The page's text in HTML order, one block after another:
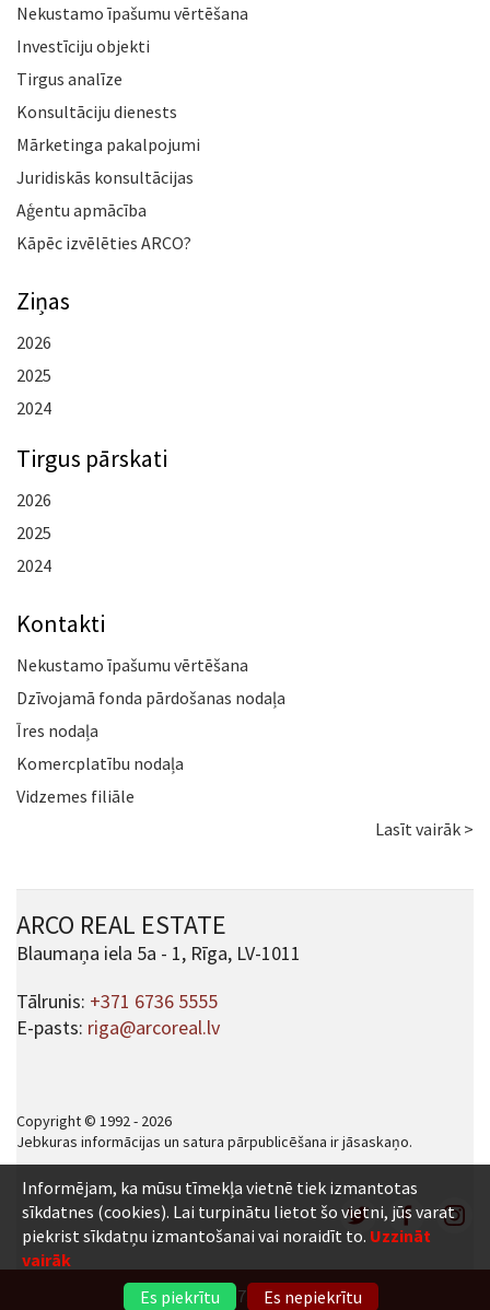
+371 6736 5555
Nekustamo īpašumu vērtēšana
Investīciju objekti
Tirgus analīze
Konsultāciju dienests
Mārketinga pakalpojumi
Juridiskās konsultācijas
Aģentu apmācība
Kāpēc izvēlēties ARCO?
Ziņas
2026
2025
2024
Tirgus pārskati
2026
2025
2024
Kontakti
Nekustamo īpašumu vērtēšana
Dzīvojamā fonda pārdošanas nodaļa
Īres nodaļa
Komercplatību nodaļa
Vidzemes filiāle
Lasīt vairāk >
ARCO REAL ESTATE
Blaumaņa iela 5a - 1, Rīga, LV-1011
Tālrunis: +371 6736 5555
E-pasts: riga@arcoreal.lv
Copyright © 1992 - 2026
Jebkuras informācijas un satura pārpublicēšana ir jāsaskaņo.
Informējam, ka mūsu tīmekļa vietnē tiek izmantotas
sīkdatnes (cookies). Lai turpinātu lietot šo vietni, jūs varat
piekrist sīkdatņu izmantošanai vai noraidīt to. Uzzināt
vairāk
Es piekrītu
Es nepiekrītu